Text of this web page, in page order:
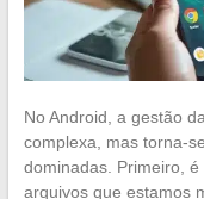
No Android, a gestão
complexa, mas torna-
dominadas. Primeiro,
arquivos que estamos